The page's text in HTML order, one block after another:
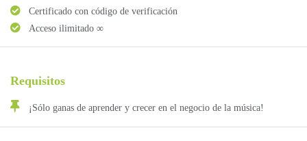
Certificado con código de verificación
Acceso ilimitado ∞
Requisitos
¡Sólo ganas de aprender y crecer en el negocio de la música!